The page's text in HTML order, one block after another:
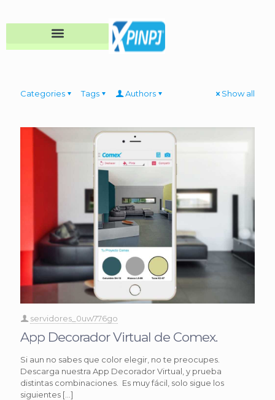
Categories Tags Authors Show all
servidores_0uw776go
App Decorador Virtual de Comex.
Si aun no sabes que color elegir, no te preocupes.
Descarga nuestra App Decorador Virtual, y prueba
distintas combinaciones. Es muy fácil, solo sigue los
siguientes […]